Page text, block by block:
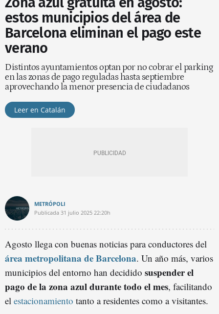
estos municipios del área de
Barcelona eliminan el pago este
verano
Distintos ayuntamientos optan por no cobrar el parking
en las zonas de pago reguladas hasta septiembre
aprovechando la menor presencia de ciudadanos
Leer en Catalán
METRÓPOLI
Publicada 31 julio 2025 22:20h
Agosto llega con buenas noticias para conductores del
área metropolitana de Barcelona. Un año más, varios
municipios del entorno han decidido suspender el
pago de la zona azul durante todo el mes, facilitando
el estacionamiento tanto a residentes como a visitantes.